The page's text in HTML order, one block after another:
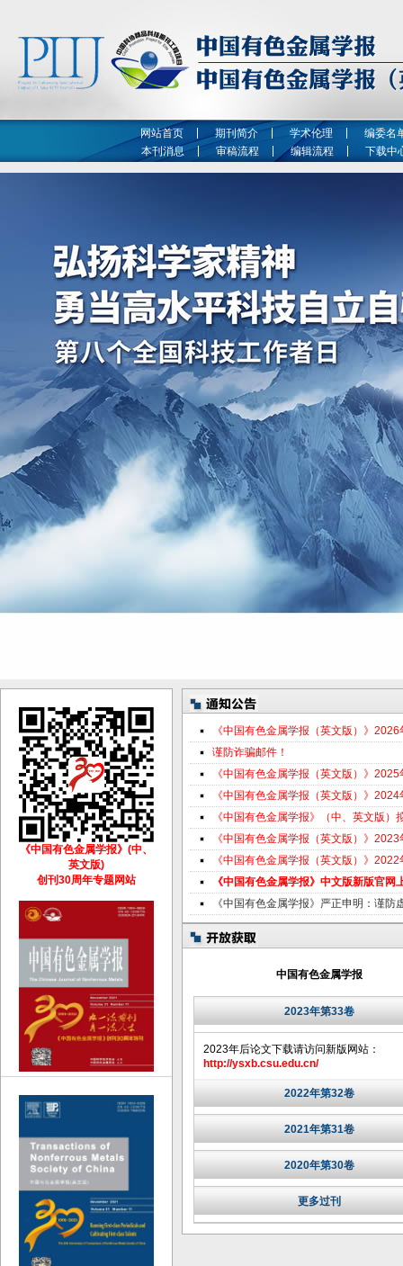
网站首页 期刊简介 学术伦理
编委名
本刊消息
审稿流程 编辑流程 下载中
《中国有色金属学报（英文版）》
谨防诈骗邮件！
《中国有色金属学报（英文版）》
《中国有色金属学报（英文版）》
《中国有色金属学报》（中、英文版
《中国有色金属学报（英文版）》
《中国有色金属学报（英文版）》
《中国有色金属学报》中文版新版官网
《中国有色金属学报》严正申明：谨防
中国有色金属学报
2023年第33卷
2023年后论文下载请访问新版网站：
http://ysxb.csu.edu.cn/
2022年第32卷
2021年第31卷
2020年第30卷
更多过刊
《中国有色金属学报》(中、
英文版)
创刊30周年专题网站